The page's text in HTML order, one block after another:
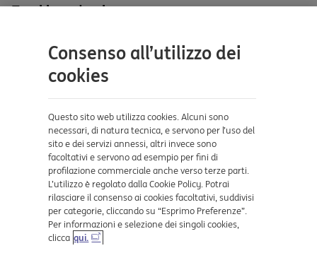
Tutti i prodotti
Aiuto e supporto
Dove ci trovi
Certificazioni
Consenso all’utilizzo dei
cookies
Questo sito web utilizza cookies. Alcuni sono
necessari, di natura tecnica, e servono per l’uso del
sito e dei servizi annessi, altri invece sono
facoltativi e servono ad esempio per fini di
profilazione commerciale anche verso terze parti.
L’utilizzo è regolato dalla Cookie Policy. Potrai
rilasciare il consenso ai cookies facoltativi, suddivisi
per categorie, cliccando su “Esprimo Preferenze”.
Per informazioni e selezione dei singoli cookies,
clicca qui.